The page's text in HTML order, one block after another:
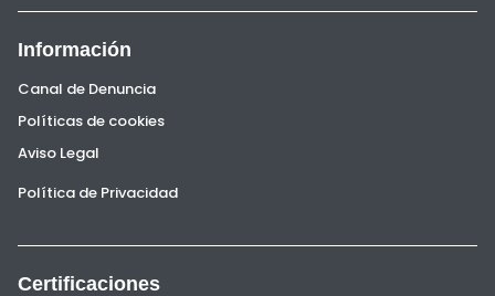
Información
Canal de Denuncia
Políticas de cookies
Aviso Legal
Política de Privacidad
Certificaciones